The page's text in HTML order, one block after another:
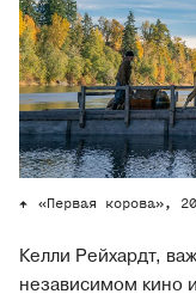
«Первая корова»,
Келли Рейхардт,
независимом кино